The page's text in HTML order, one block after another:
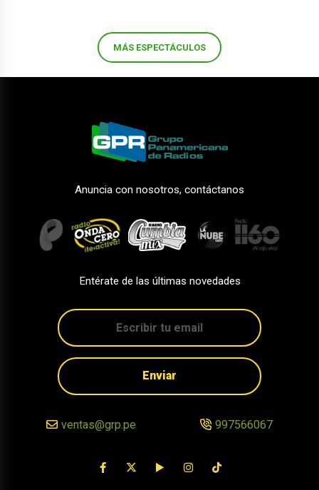
MÁS ESPECTÁCULOS
Anuncia con nosotros, contáctanos
Entérate de las últimas novedades
Enviar
ventas@grp.pe 997566067